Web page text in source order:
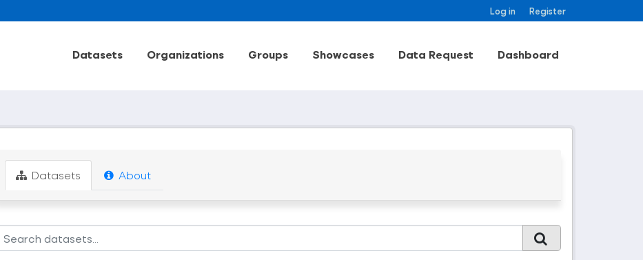
Log in Register
Datasets Organizations Groups Showcases Data Request Dashboard
Datasets About